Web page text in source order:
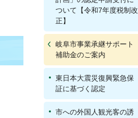
ついて【令和7年度税制改
正】
岐阜市事業承継サポート
補助金のご案内
東日本大震災復興緊急保
証に基づく認定
市への外国人観光客の誘